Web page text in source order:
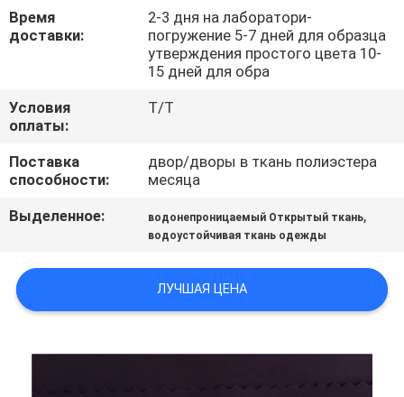
СЛУЧАИ
COMPANY
NEWS
КАРТА
САЙТА
PRIVACY
POLICY
Время
доставки:
2-3 дня на лаборатори-
погружение 5-7 дней для образца
утверждения простого цвета 10-
15 дней для обра
Условия
оплаты:
T/T
Поставка
способности:
двор/дворы в ткань полиэстера
месяца
Выделенное:
водонепроницаемый Открытый ткань,
водоустойчивая ткань одежды
ЛУЧШАЯ ЦЕНА